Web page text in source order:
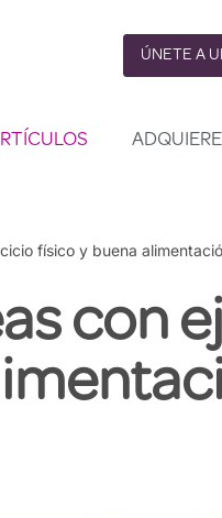
ÚNETE A
físico y buena
con